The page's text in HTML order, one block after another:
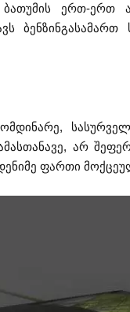
ერთ-ერთ
არ
ფართი